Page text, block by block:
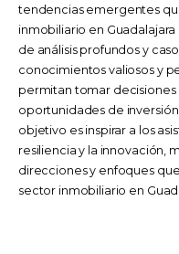
tendencias emergentes
inmobiliario en
de análisis profundos y
conocimientos valiosos y
permitan tomar decisiones
oportunidades de
objetivo es inspirar a los
resiliencia y la innovación,
direcciones y enfoques
sector inmobiliario en